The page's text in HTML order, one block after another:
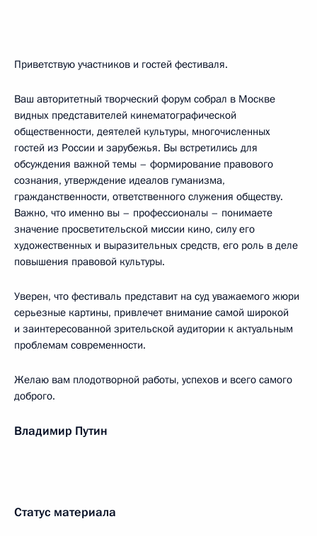
Приветствую участников и гостей фестиваля.
Ваш авторитетный творческий форум собрал в Москве
видных представителей кинематографической
общественности, деятелей культуры, многочисленных
гостей из России и зарубежья. Вы встретились для
обсуждения важной темы – формирование правового
сознания, утверждение идеалов гуманизма,
гражданственности, ответственного служения обществу.
Важно, что именно вы – профессионалы – понимаете
значение просветительской миссии кино, силу его
художественных и выразительных средств, его роль в деле
повышения правовой культуры.
Уверен, что фестиваль представит на суд уважаемого жюри
серьезные картины, привлечет внимание самой широкой
и заинтересованной зрительской аудитории к актуальным
проблемам современности.
Желаю вам плодотворной работы, успехов и всего самого
доброго.
Владимир Путин
Статус материала